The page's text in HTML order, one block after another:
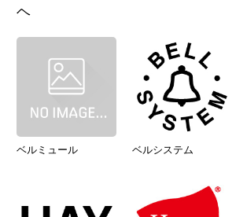
ヘ
ベルミュール ベルシステム